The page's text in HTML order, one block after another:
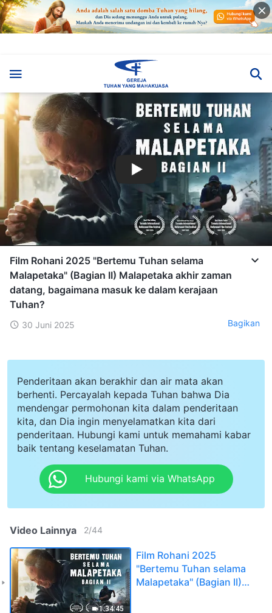
Film Rohani 2025 "Bertemu Tuhan selama
Malapetaka" (Bagian II) Malapetaka akhir zaman
datang, bagaimana masuk ke dalam kerajaan
Tuhan?
30 Juni 2025 Bagikan
Penderitaan akan berakhir dan air mata akan
berhenti. Percayalah kepada Tuhan bahwa Dia
mendengar permohonan kita dalam penderitaan
kita, dan Dia ingin menyelamatkan kita dari
penderitaan. Hubungi kami untuk memahami kabar
baik tentang keselamatan Tuhan.
Hubungi kami via WhatsApp
Video Lainnya 2/44
1:34:45
Film Rohani 2025
"Bertemu Tuhan selama
Malapetaka" (Bagian II)